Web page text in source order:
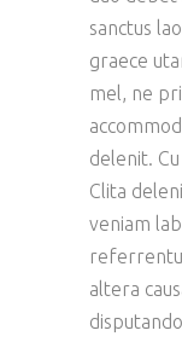
sanctus
graece
mel, ne
delenit.
Clita
veniam
altera